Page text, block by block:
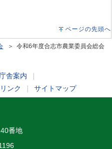
ページの先頭へ
＞ 令和6年度合志市農業委員会総会
庁舎案内
ンク サイトマップ
番地